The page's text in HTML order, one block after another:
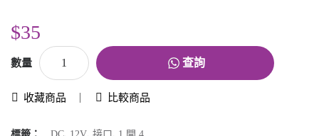
$35
數量 查詢
收藏商品 比較商品